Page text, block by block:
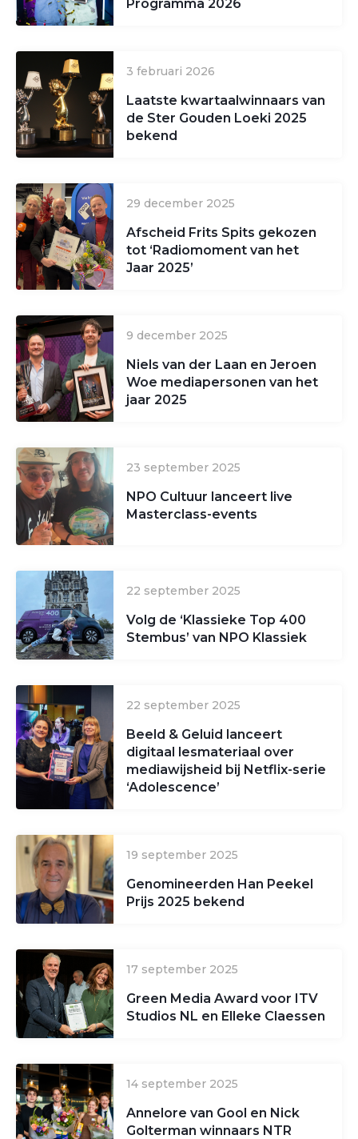
Programma 2026
3 februari 2026
Laatste kwartaalwinnaars van
de Ster Gouden Loeki 2025
bekend
29 december 2025
Afscheid Frits Spits gekozen
tot ‘Radiomoment van het
Jaar 2025’
9 december 2025
Niels van der Laan en Jeroen
Woe mediapersonen van het
jaar 2025
23 september 2025
NPO Cultuur lanceert live
Masterclass-events
22 september 2025
Volg de ‘Klassieke Top 400
Stembus’ van NPO Klassiek
22 september 2025
Beeld & Geluid lanceert
digitaal lesmateriaal over
mediawijsheid bij Netflix-serie
‘Adolescence’
19 september 2025
Genomineerden Han Peekel
Prijs 2025 bekend
17 september 2025
Green Media Award voor ITV
Studios NL en Elleke Claessen
14 september 2025
Annelore van Gool en Nick
Golterman winnaars NTR